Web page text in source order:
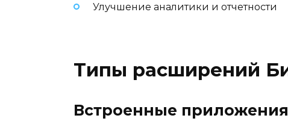
Улучшение аналитики и отчетности
Типы расширений
Встроенные приложения